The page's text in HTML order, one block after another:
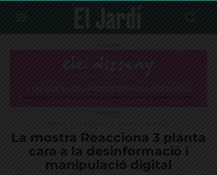
Publicitat
Publicitat
Tecnologia
La mostra Reacciona 3 planta
cara a la desinformació i
manipulació digital